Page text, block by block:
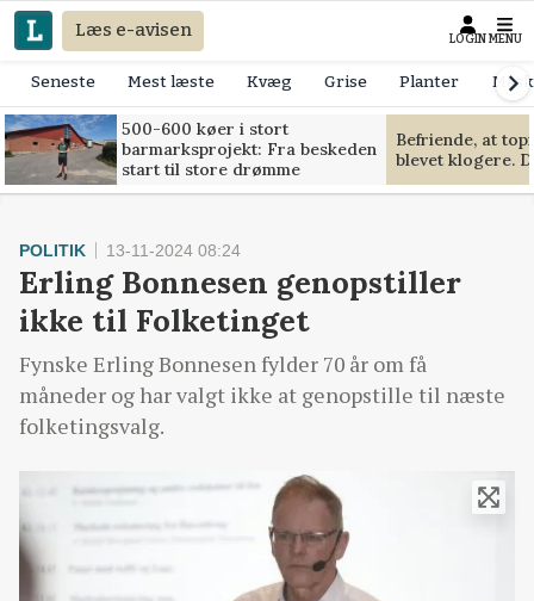
Læs e-avisen LOGIN MENU
Seneste Mest læste Kvæg Grise Planter
500-600 køer i stort
barmarksprojekt: Fra beskeden
start til store drømme
Befriende, at
blevet klogere.
POLITIK 13-11-2024 08:24
Erling Bonnesen genopstiller
ikke til Folketinget
Fynske Erling Bonnesen fylder 70 år om få
måneder og har valgt ikke at genopstille til næste
folketingsvalg.